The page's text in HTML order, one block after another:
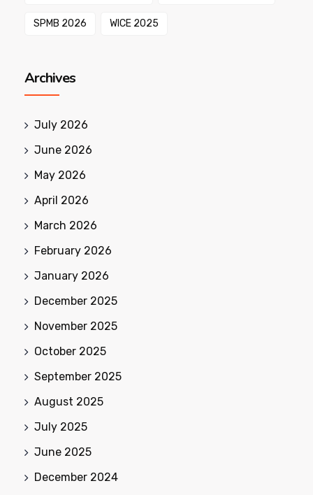
SPMB 2026 WICE 2025
Archives
July 2026
June 2026
May 2026
April 2026
March 2026
February 2026
January 2026
December 2025
November 2025
October 2025
September 2025
August 2025
July 2025
June 2025
December 2024